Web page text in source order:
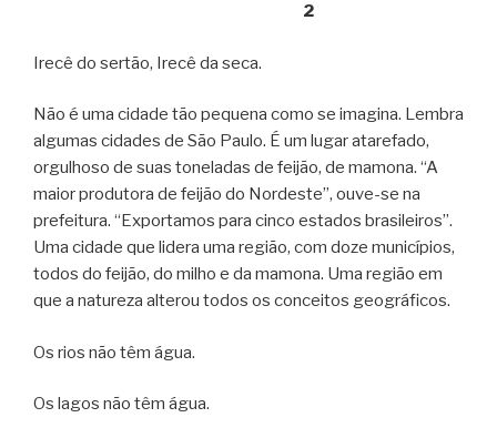
2
Irecê do sertão, Irecê da seca.
Não é uma cidade tão pequena como se imagina. Lembra
algumas cidades de São Paulo. É um lugar atarefado,
orgulhoso de suas toneladas de feijão, de mamona. “A
maior produtora de feijão do Nordeste”, ouve-se na
prefeitura. “Exportamos para cinco estados brasileiros”.
Uma cidade que lidera uma região, com doze municípios,
todos do feijão, do milho e da mamona. Uma região em
que a natureza alterou todos os conceitos geográficos.
Os rios não têm água.
Os lagos não têm água.